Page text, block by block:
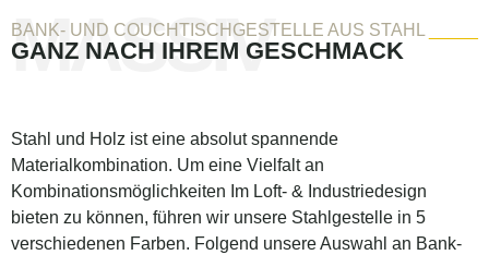
BANK- UND COUCHTISCHGESTELLE AUS STAHL
MASSIV
GANZ NACH IHREM GESCHMACK
Stahl und Holz ist eine absolut spannende
Materialkombination. Um eine Vielfalt an
Kombinationsmöglichkeiten Im Loft- & Industriedesign
bieten zu können, führen wir unsere Stahlgestelle in 5
verschiedenen Farben. Folgend unsere Auswahl an Bank-